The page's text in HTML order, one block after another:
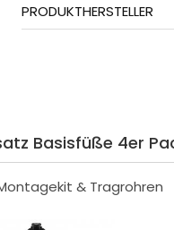
PRODUKTHERSTELLER
Basisfüße 4er
& Tragrohren